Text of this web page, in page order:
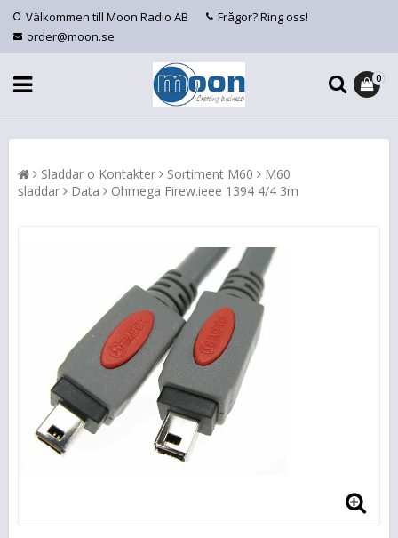
Välkommen till Moon Radio AB
Frågor? Ring oss!
order@moon.se
0
Sladdar o Kontakter Sortiment M60
M60
sladdar
Data Ohmega Firew.ieee 1394 4/4 3m